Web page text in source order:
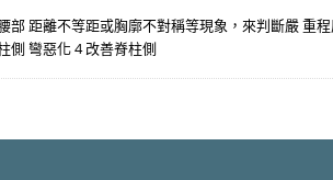
部 距離不等距或胸廓不對稱等現象，來判斷嚴 重
側 彎惡化 4 改善脊柱側